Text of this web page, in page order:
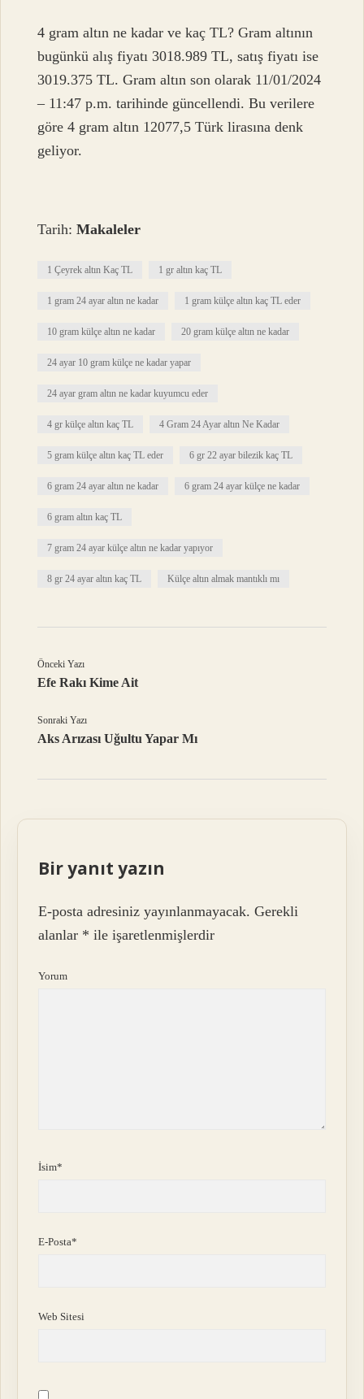
4 gram altın ne kadar ve kaç TL? Gram altının
bugünkü alış fiyatı 3018.989 TL, satış fiyatı ise
3019.375 TL. Gram altın son olarak 11/01/2024
– 11:47 p.m. tarihinde güncellendi. Bu verilere
göre 4 gram altın 12077,5 Türk lirasına denk
geliyor.
Tarih:Makaleler
1 Çeyrek altın Kaç TL 1 gr altın kaç TL
1 gram 24 ayar altın ne kadar 1 gram külçe altın kaç TL eder
10 gram külçe altın ne kadar 20 gram külçe altın ne kadar
24 ayar 10 gram külçe ne kadar yapar
24 ayar gram altın ne kadar kuyumcu eder
4 gr külçe altın kaç TL 4 Gram 24 Ayar altın Ne Kadar
5 gram külçe altın kaç TL eder 6 gr 22 ayar bilezik kaç TL
6 gram 24 ayar altın ne kadar 6 gram 24 ayar külçe ne kadar
6 gram altın kaç TL
7 gram 24 ayar külçe altın ne kadar yapıyor
8 gr 24 ayar altın kaç TL Külçe altın almak mantıklı mı
Önceki Yazı
Efe Rakı Kime Ait
Sonraki Yazı
Aks Arızası Uğultu Yapar Mı
Bir yanıt yazın
E-posta adresiniz yayınlanmayacak. Gerekli
alanlar * ile işaretlenmişlerdir
Yorum
İsim*
E-Posta*
Web Sitesi